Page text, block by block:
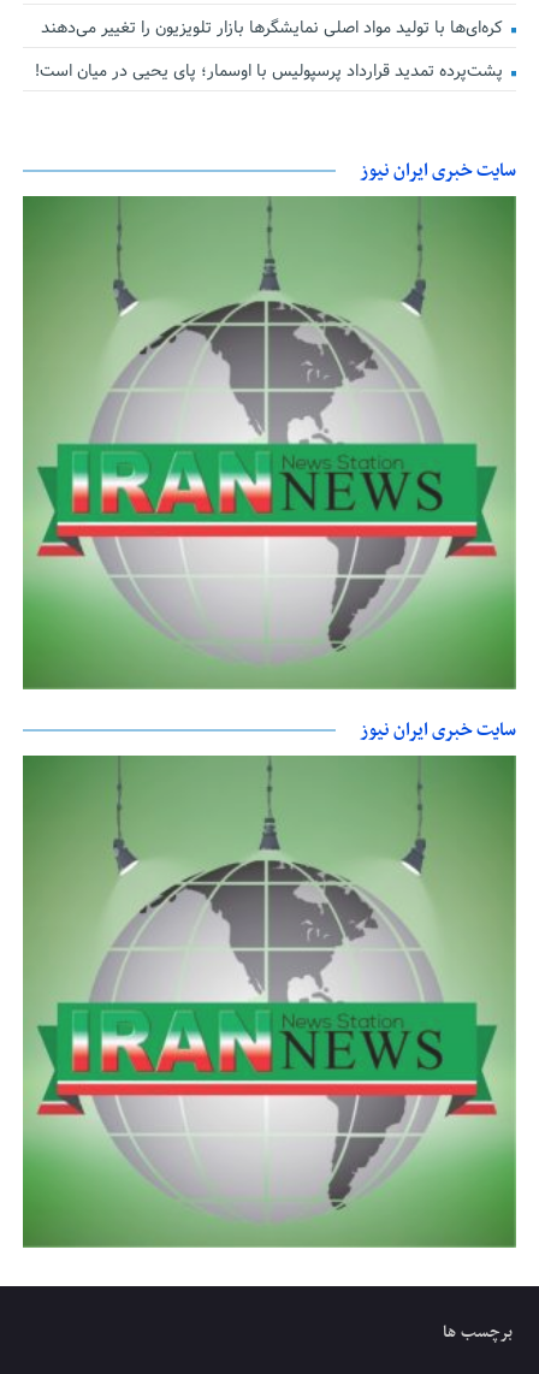
کره‌ای‌ها با تولید مواد اصلی نمایشگرها بازار تلویزیون را تغییر می‌دهند
پشت‌پرده تمدید قرارداد پرسپولیس با اوسمار؛ پای یحیی در میان است!
سایت خبری ایران نیوز
سایت خبری ایران نیوز
برچسب ها